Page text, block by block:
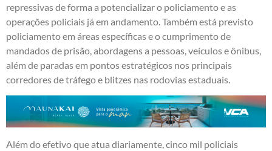
repressivas de forma a potencializar o policiamento e as
operações policiais já em andamento. Também está previsto
policiamento em áreas específicas e o cumprimento de
mandados de prisão, abordagens a pessoas, veículos e ônibus,
além de paradas em pontos estratégicos nos principais
corredores de tráfego e blitzes nas rodovias estaduais.
Além do efetivo que atua diariamente, cinco mil policiais